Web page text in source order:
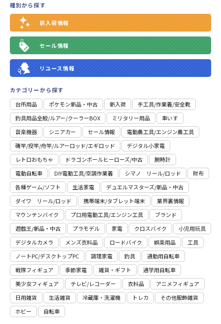
種別から探す
新入荷情報
セール情報
リユース情報
カテゴリーから探す
台所用品
ポケモン新品・中古 新入荷
⼿⼯具/作業着/安全靴
釣具用品全般/ルアー/クーラーBOX
ミリタリー用品
車いす
音楽機器
シニアカー セール情報
電動農工具/エンジン農工具
磯竿/投竿/舟竿/ルアーロッド/エギロッド
デジタル小家電
レトロおもちゃ
ドラゴンボールヒーローズ/中古
腕時計
電動自転車
DIY電動工具/空調作業着 シマノ リール/ロッド
財布
各種ゲーム/ソフト
生活家電
デュエルマスターズ/新品・中古
ダイワ リール/ロッド
携帯端末/タブレット端末
業界裏情報
マウンテンバイク
プロ用電動⼯具/エンジン⼯具
ブランド
遊戯王/新品・中古
プラモデル 家電 クロスバイク
小児用玩具
デジタルカメラ
メンズ衣料品 ロードバイク 娯楽用品
工具
ノートPC/デスクトップPC
調理家電 釣具
通勤用自転車
戦隊フィギュア
季節家電 雑貨・ギフト
通学用自転車
美少女フィギュア
テレビ/レコーダー 衣料品
アニメフィギュア
日用雑貨
⽣活雑貨 冷蔵庫・洗濯機 トレカ
その他服飾雑貨
ホビー
自転車